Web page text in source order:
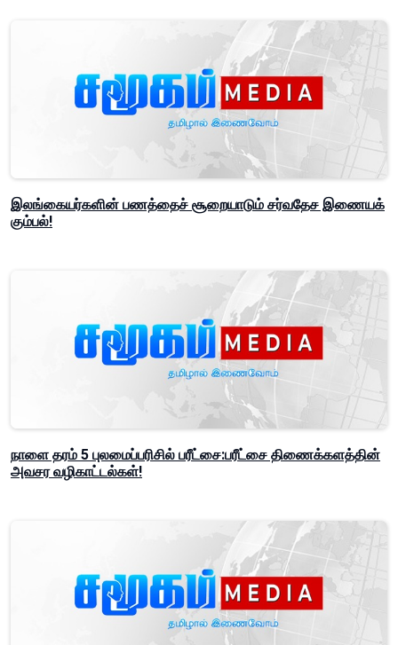
இலங்கையர்களின் பணத்தைச் சூறையாடும் சர்வதேச இணையக்
கும்பல்!
நாளை தரம் 5 புலமைப்பரிசில் பரீட்சை:பரீட்சை திணைக்களத்தின்
அவசர வழிகாட்டல்கள்!